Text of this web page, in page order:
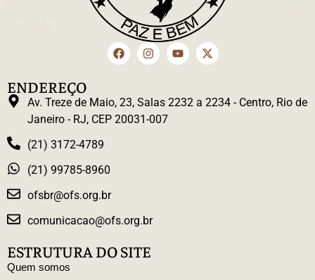
ENDEREÇO
Av. Treze de Maio, 23, Salas 2232 a 2234 - Centro, Rio de
Janeiro - RJ, CEP 20031-007
(21) 3172-4789
(21) 99785-8960
ofsbr@ofs.org.br
comunicacao@ofs.org.br
ESTRUTURA DO SITE
Quem somos